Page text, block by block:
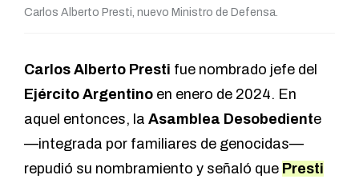
Carlos Alberto Presti, nuevo Ministro de Defensa.
Carlos Alberto Presti fue nombrado jefe del
Ejército Argentino en enero de 2024. En
aquel entonces, la Asamblea Desobediente
—integrada por familiares de genocidas—
repudió su nombramiento y señaló que Presti